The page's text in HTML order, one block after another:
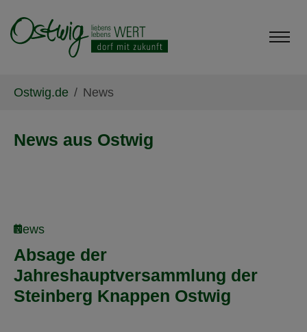
Ostwig.de News
News aus Ostwig
News
Absage der
Jahreshauptversammlung der
Steinberg Knappen Ostwig